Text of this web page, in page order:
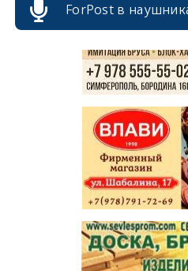
ForPost в